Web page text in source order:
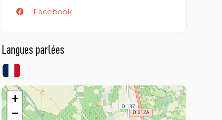
Facebook
Langues parlées
+
−